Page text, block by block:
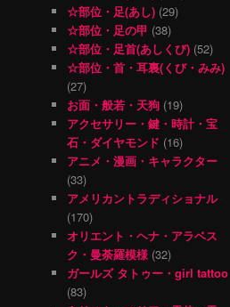
☆部位・足(あし) (29)
☆部位・足の甲 (38)
☆部位・足首(あしくび) (52)
☆部位・首・耳裏(くび・みみ)
(27)
お面・般若・天狗 (19)
アクセサリー・鍵・時計・宝
石・ダイヤモンド (16)
アニメ・漫画・キャラクター
(33)
アメリカントラディショナル
(170)
オリエント・ヘナ・アラベス
ク・曼荼羅模様 (32)
ガールズ タトゥー・girl tattoo
(83)